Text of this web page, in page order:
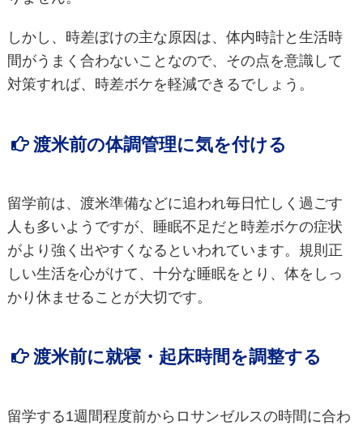
しかし、時差ぼけの主な原因は、体内時計と生活時
間がうまく合わないことなので、その点を意識して
対策すれば、時差ボケを軽減できるでしょう。
渡米前の体調管理に気を付ける
留学前は、渡米準備などに追われ毎日忙しく過ごす
人も多いようですが、睡眠不足だと時差ボケの症状
がより強く出やすくなるといわれています。規則正
しい生活を心がけて、十分な睡眠をとり、体をしっ
かり休ませることが大切です。
渡米前に就寝・起床時間を調整する
留学する1週間程度前からロサンゼルスの時間に合わ